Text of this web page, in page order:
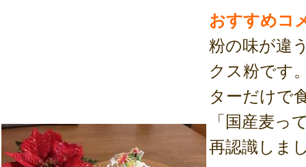
おすすめコ
粉の味が違
クス粉です
ターだけで
「国産麦っ
再認識しま